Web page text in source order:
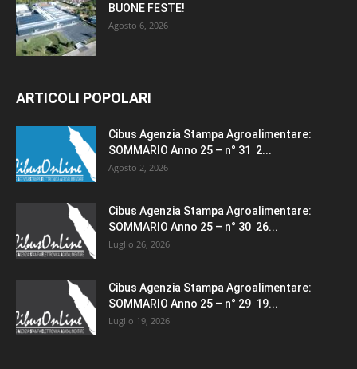
BUONE FESTE!
Agosto 6, 2026
ARTICOLI POPOLARI
Cibus Agenzia Stampa Agroalimentare:
SOMMARIO Anno 25 – n° 31 2...
Agosto 2, 2026
Cibus Agenzia Stampa Agroalimentare:
SOMMARIO Anno 25 – n° 30 26...
Luglio 26, 2026
Cibus Agenzia Stampa Agroalimentare:
SOMMARIO Anno 25 – n° 29 19...
Luglio 19, 2026